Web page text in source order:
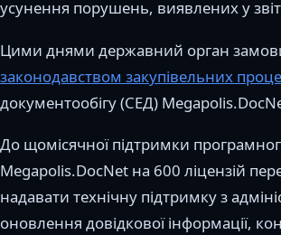
усунення порушень, виявлених у
Цими днями державний орган
законодавством закупівельних
документообігу (СЕД)
До щомісячної підтримки
Megapolis.DocNet на 600 ліцензій
надавати технічну підтримку з
оновлення довідкової інформації,